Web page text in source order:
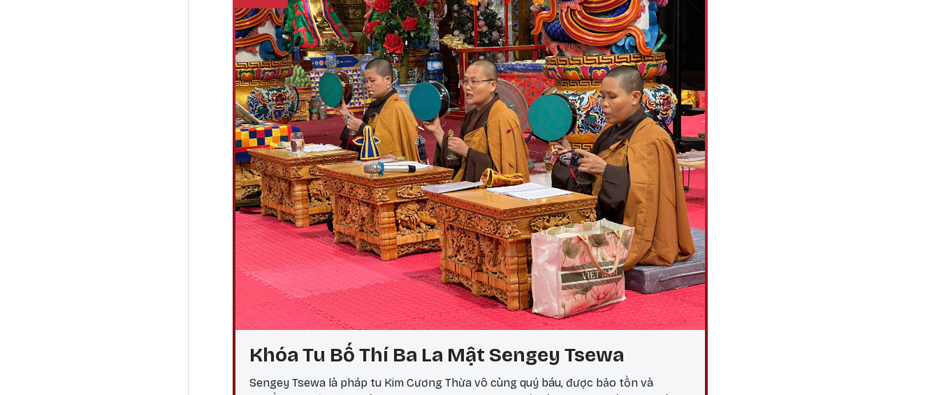
Khóa Tu Bố Thí Ba La Mật Sengey Tsewa
Sengey Tsewa là pháp tu Kim Cương Thừa vô cùng quý báu, được bảo tồn và